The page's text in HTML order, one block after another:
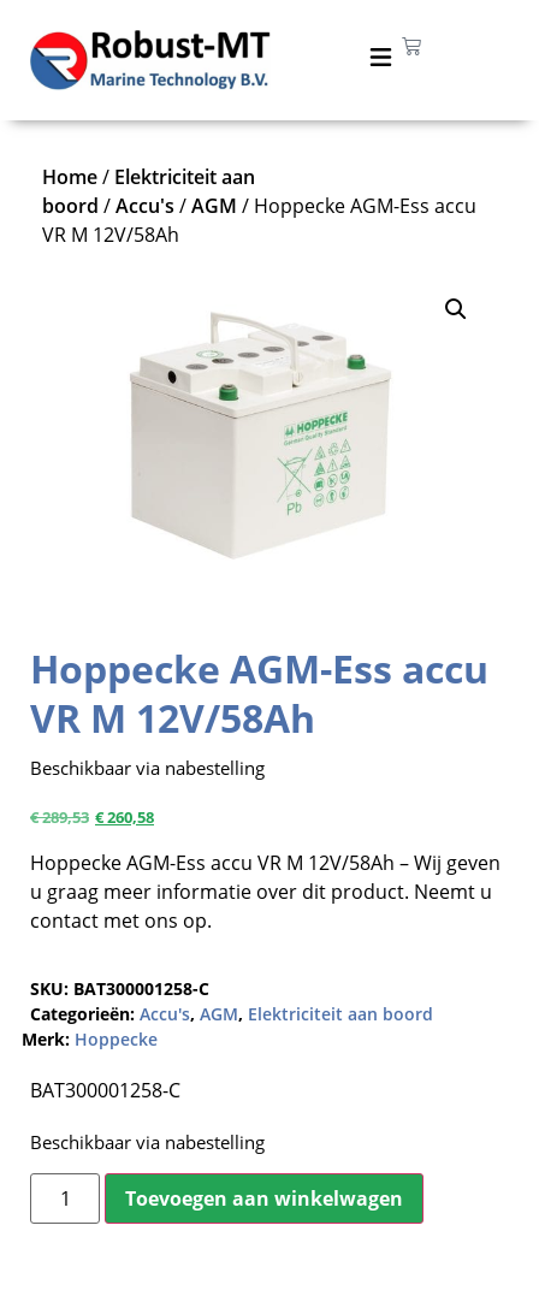
Hoppecke AGM-Ess accu
VR M 12V/58Ah
Beschikbaar via nabestelling
€289,53 €260,58
Hoppecke AGM-Ess accu VR M 12V/58Ah – Wij geven
u graag meer informatie over dit product. Neemt u
contact met ons op.
SKU: BAT300001258-C
Categorieën: Accu's, AGM, Elektriciteit aan boord
Merk: Hoppecke
BAT300001258-C
Beschikbaar via nabestelling
Toevoegen aan winkelwagen
Home/ Elektriciteit aan
boord /Accu's /AGM / Hoppecke AGM-Ess accu
VR M 12V/58Ah